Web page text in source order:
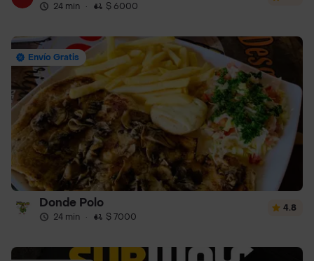
24 min · $ 6000
Envío Gratis
Donde Polo
24 min · $ 7000
4.8